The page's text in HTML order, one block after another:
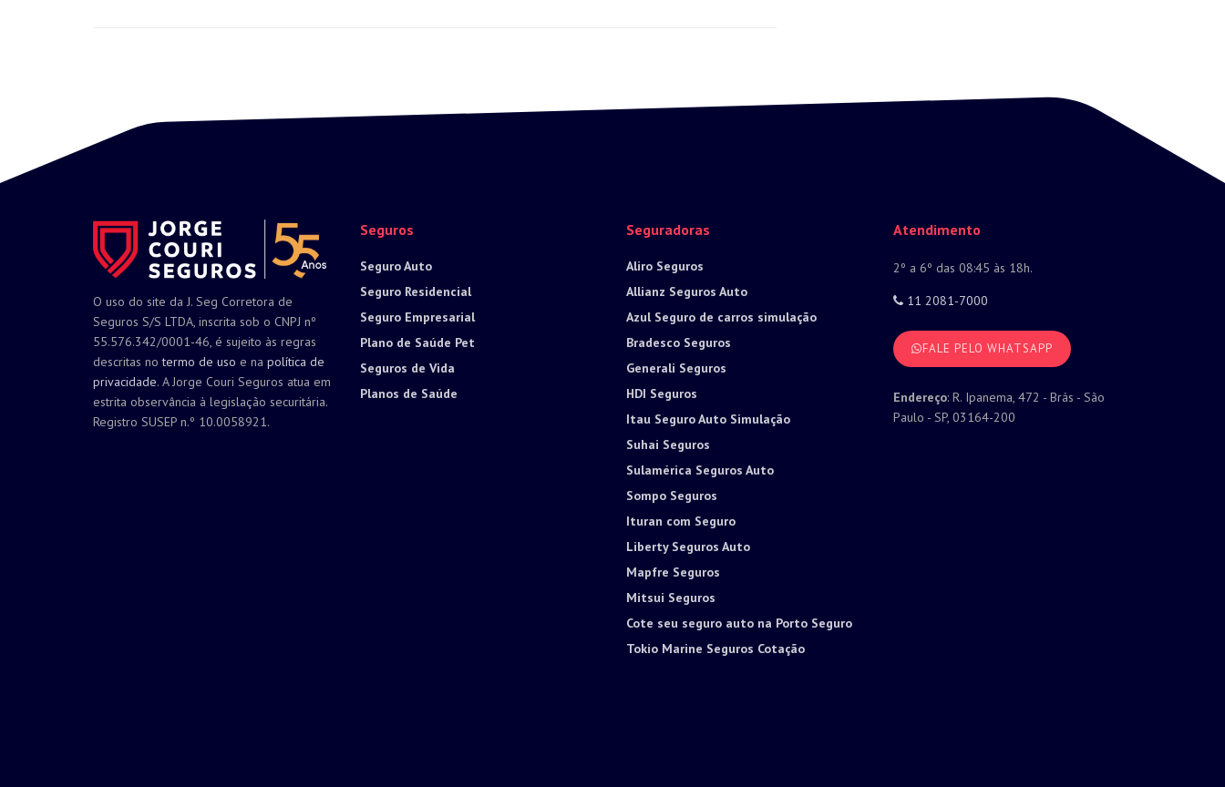
O uso do site da J. Seg Corretora de
Seguros S/S LTDA, inscrita sob o CNPJ nº
55.576.342/0001-46, é sujeito às regras
descritas notermo de uso e na política de
privacidade. A Jorge Couri Seguros atua em
estrita observância à legislação securitária.
Registro SUSEP n.º 10.0058921.
Seguros
Seguro Auto
Seguro Residencial
Seguro Empresarial
Plano de Saúde Pet
Seguros de Vida
Planos de Saúde
Seguradoras
Aliro Seguros
Allianz Seguros Auto
Azul Seguro de carros simulação
Bradesco Seguros
Generali Seguros
HDI Seguros
Itau Seguro Auto Simulação
Suhai Seguros
Sulamérica Seguros Auto
Sompo Seguros
Ituran com Seguro
Liberty Seguros Auto
Mapfre Seguros
Mitsui Seguros
Cote seu seguro auto na Porto Seguro
Tokio Marine Seguros Cotação
Atendimento
2º a 6º das 08:45 às 18h.
11 2081-7000
FALE PELO WHATSAPP
Endereço: R. Ipanema, 472 - Brás - São
Paulo - SP, 03164-200